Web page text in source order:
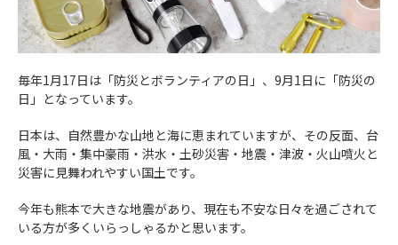
毎年1月17日は「防災とボランティアの日」、9月1日に「防災の
日」となっています。
日本は、自然豊かな山地と海に恵まれていますが、その反面、台
風・大雨・集中豪雨・洪水・土砂災害・地震・津波・火山噴火と
災害に見舞われやすい国土です。
今年も熊本で大きな地震があり、現在も不安な日々を過ごされて
いる方が多くいらっしゃるかと思います。